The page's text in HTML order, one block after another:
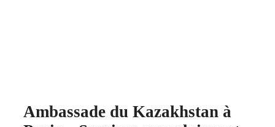
Ambassade du Kazakhstan à